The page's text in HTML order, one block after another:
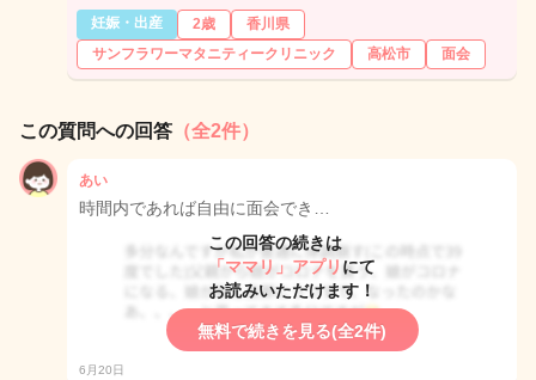
妊娠・出産 2歳
香川県
サンフラワーマタニティークリニック
高松市 面会
この質問への回答 （全2件）
あい
時間内であれば自由に面会でき…
この回答の続きは
「ママリ」アプリ にて
お読みいただけます！
無料で続きを見る(全2件)
6月20日